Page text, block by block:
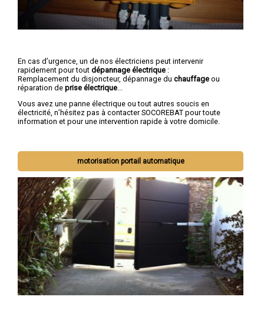
En cas d’urgence, un de nos électriciens peut intervenir
rapidement pour tout dépannage électrique :
Remplacement du disjoncteur, dépannage du chauffage ou
réparation de prise électrique
Vous avez une panne électrique ou tout autres soucis en
électricité, n’hésitez pas à contacter SOCOREBAT pour toute
information et pour une intervention rapide à votre domicile.
motorisation portail automatique